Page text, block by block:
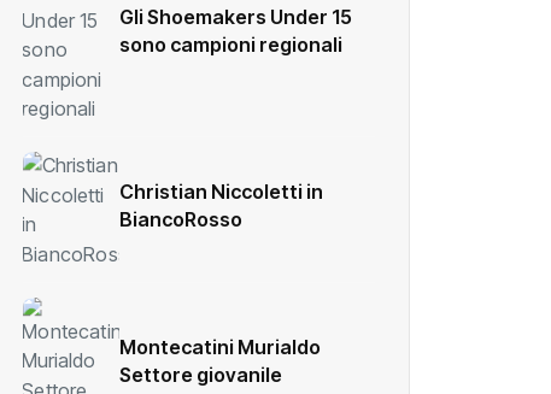
Gli Shoemakers Under 15
sono campioni regionali
Christian Niccoletti in
BiancoRosso
Montecatini Murialdo
Settore giovanile